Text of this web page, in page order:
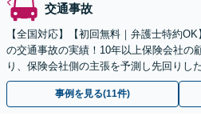
交通事故
【全国対応】【初回無料｜弁護士特約
の交通事故の実績！10年以上保険会社の
り、保険会社側の主張を予測し先回りし
ムとなり示談交渉、休業損害、後遺障害
事例を見る(11件)